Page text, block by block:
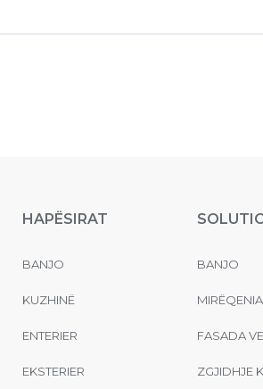
HAPËSIRAT
BANJO
KUZHINË
ENTERIER
EKSTERIER
BANJO
MIRËQENIA
FASADA
ZGJIDHJE